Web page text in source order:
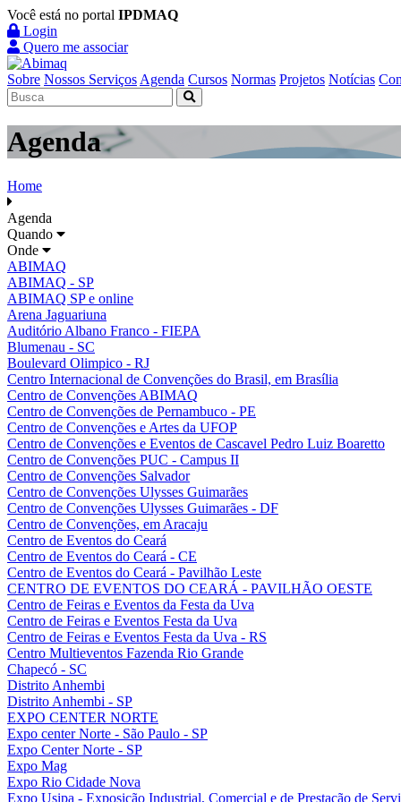
Você está no portal IPDMAQ
Login
Quero me associar
Sobre Nossos Serviços Agenda Cursos Normas Projetos Notícias
Agenda
Home
Agenda
Quando
Onde
ABIMAQ
ABIMAQ - SP
ABIMAQ SP e online
Arena Jaguariuna
Auditório Albano Franco - FIEPA
Blumenau - SC
Boulevard Olimpico - RJ
Centro Internacional de Convenções do Brasil, em Brasília
Centro de Convenções ABIMAQ
Centro de Convenções de Pernambuco - PE
Centro de Convenções e Artes da UFOP
Centro de Convenções e Eventos de Cascavel Pedro Luiz Boaretto
Centro de Convenções PUC - Campus II
Centro de Convenções Salvador
Centro de Convenções Ulysses Guimarães
Centro de Convenções Ulysses Guimarães - DF
Centro de Convenções, em Aracaju
Centro de Eventos do Ceará
Centro de Eventos do Ceará - CE
Centro de Eventos do Ceará - Pavilhão Leste
CENTRO DE EVENTOS DO CEARÁ - PAVILHÃO OESTE
Centro de Feiras e Eventos da Festa da Uva
Centro de Feiras e Eventos Festa da Uva
Centro de Feiras e Eventos Festa da Uva - RS
Centro Multieventos Fazenda Rio Grande
Chapecó - SC
Distrito Anhembi
Distrito Anhembi - SP
EXPO CENTER NORTE
Expo center Norte - São Paulo - SP
Expo Center Norte - SP
Expo Mag
Expo Rio Cidade Nova
Expo Usipa - Exposição Industrial, Comercial e de Prestação de